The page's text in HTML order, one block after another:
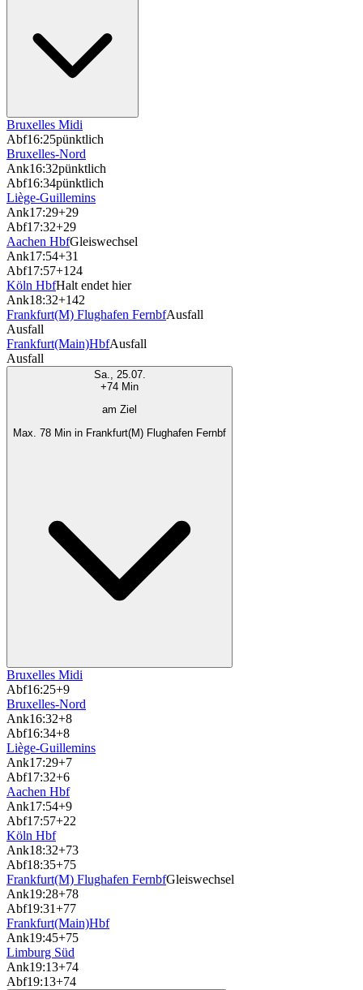
Bruxelles Midi
Abf16:25pünktlich
Bruxelles-Nord
Ank16:32pünktlich
Abf16:34pünktlich
Liège-Guillemins
Ank17:29+29
Abf17:32+29
Aachen HbfGleiswechsel
Ank17:54+31
Abf17:57+124
Köln HbfHalt endet hier
Ank18:32+142
Frankfurt(M) Flughafen FernbfAusfall
Ausfall
Frankfurt(Main)HbfAusfall
Ausfall
Sa., 25.07.
+74 Min
am Ziel
Max. 78 Min in Frankfurt(M) Flughafen Fernbf
Bruxelles Midi
Abf16:25+9
Bruxelles-Nord
Ank16:32+8
Abf16:34+8
Liège-Guillemins
Ank17:29+7
Abf17:32+6
Aachen Hbf
Ank17:54+9
Abf17:57+22
Köln Hbf
Ank18:32+73
Abf18:35+75
Frankfurt(M) Flughafen FernbfGleiswechsel
Ank19:28+78
Abf19:31+77
Frankfurt(Main)Hbf
Ank19:45+75
Limburg Süd
Ank19:13+74
Abf19:13+74